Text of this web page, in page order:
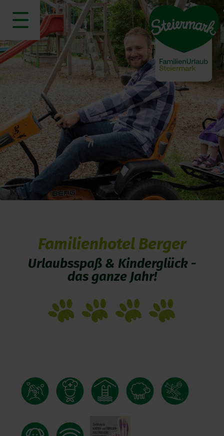
Familienhotel Berger
Urlaubsspaß & Kinderglück -
das ganze Jahr!